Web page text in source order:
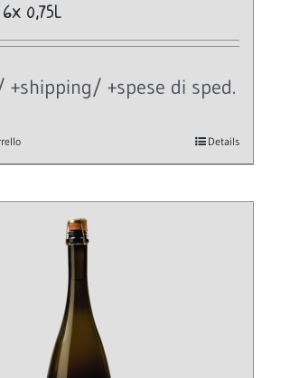
0,75L
+shipping/ +spese di sped.
Details